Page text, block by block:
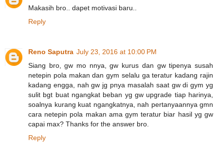
Makasih bro.. dapet motivasi baru..
Reply
Reno Saputra July 23, 2016 at 10:00 PM
Siang bro, gw mo nnya, gw kurus dan gw tipenya susah
netepin pola makan dan gym selalu ga teratur kadang rajin
kadang engga, nah gw jg pnya masalah saat gw di gym yg
sulit bgt buat ngangkat beban yg gw upgrade tiap harinya,
soalnya kurang kuat ngangkatnya, nah pertanyaannya gmn
cara netepin pola makan ama gym teratur biar hasil yg gw
capai max? Thanks for the answer bro.
Reply